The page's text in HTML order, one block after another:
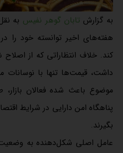
به گزارش تابان گوهر نفیس به
هفته‌های اخیر توانسته خود را
کند. خلاف انتظاراتی که از
داشت، قیمت‌ها تنها با نوسانات
موضوع باعث شده فعالان
پناهگاه امن دارایی در شرایط
بگیرند.
عامل اصلی شکل‌دهنده به